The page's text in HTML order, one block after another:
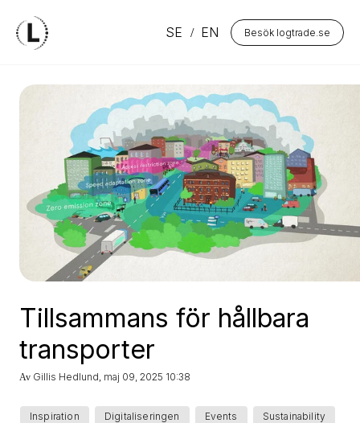
SE EN Besök logtrade.se
Tillsammans för hållbara
transporter
Av Gillis Hedlund, maj 09, 2025 10:38
Inspiration Digitaliseringen Events Sustainability